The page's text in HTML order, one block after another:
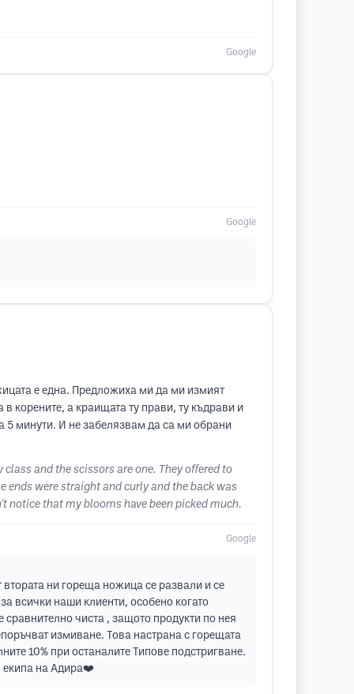
Google
Google
е една. Предложиха ми да ми измият
корените, а краищата ту прави, ту къдрави и
5 минути. И не забелязвам да са ми обрани
and the scissors are one. They offered to
ends were straight and curly and the back was
notice that my blooms have been picked much.
Google
ни гореща ножица се развали и се
всички наши клиенти, особено когато
сравнително чиста , защото продукти по нея
измиване. Това настрана с горещата
10% при останалите Типове подстригване.
екипа на Адира❤️